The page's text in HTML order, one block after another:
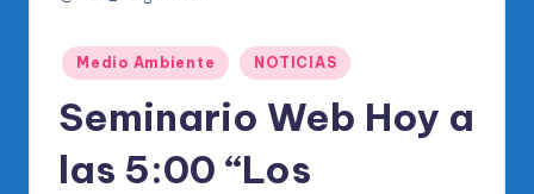
O
Publicado
en
Medio Ambiente NOTICIAS
Seminario Web Hoy a
las 5:00 “Los